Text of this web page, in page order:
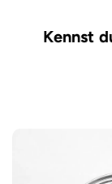
Kennst